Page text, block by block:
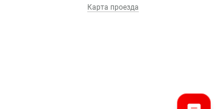
Карта проезда